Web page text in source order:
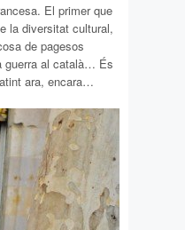
El primer que
la diversitat cultural,
de pagesos
guerra al català… És
ara, encara…